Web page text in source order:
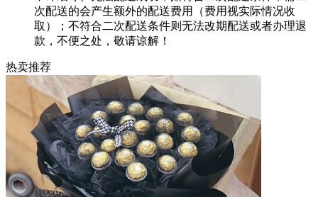
次配送的会产生额外的配送费用（费用视实际情况收
取）；不符合二次配送条件则无法改期配送或者办理退
款，不便之处，敬请谅解！
热卖推荐